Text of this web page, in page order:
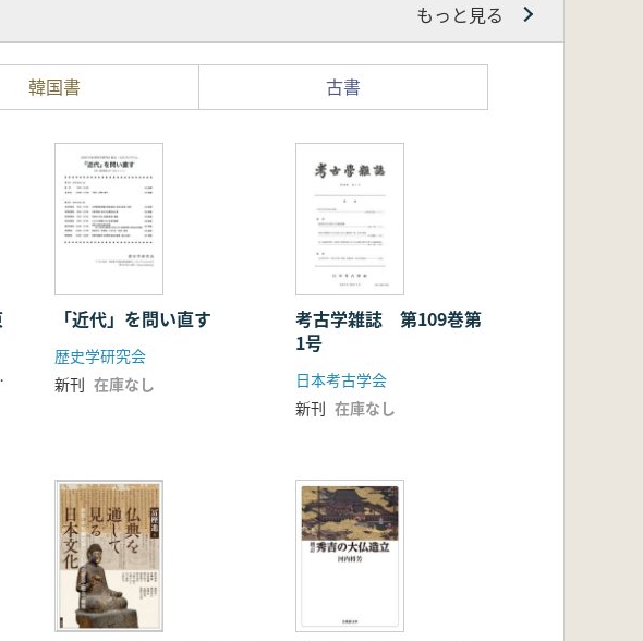
もっと見る
韓国書 古書
編
「近代」を問い直す
歴史学研究会
新刊 在庫なし
考古学雑誌 第109巻第
1号
日本考古学会
新刊 在庫なし